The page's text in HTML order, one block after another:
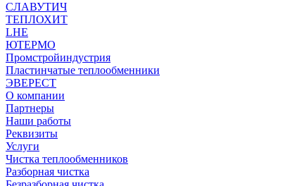
СЛАВУТИЧ
ТЕПЛОХИТ
LHE
ЮТЕРМО
Промстройиндустрия
Пластинчатые теплообменники
ЭВЕРЕСТ
О компании
Партнеры
Наши работы
Реквизиты
Услуги
Чистка теплообменников
Разборная чистка